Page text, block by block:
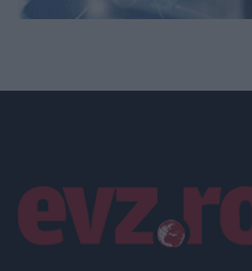
Linkuri utile